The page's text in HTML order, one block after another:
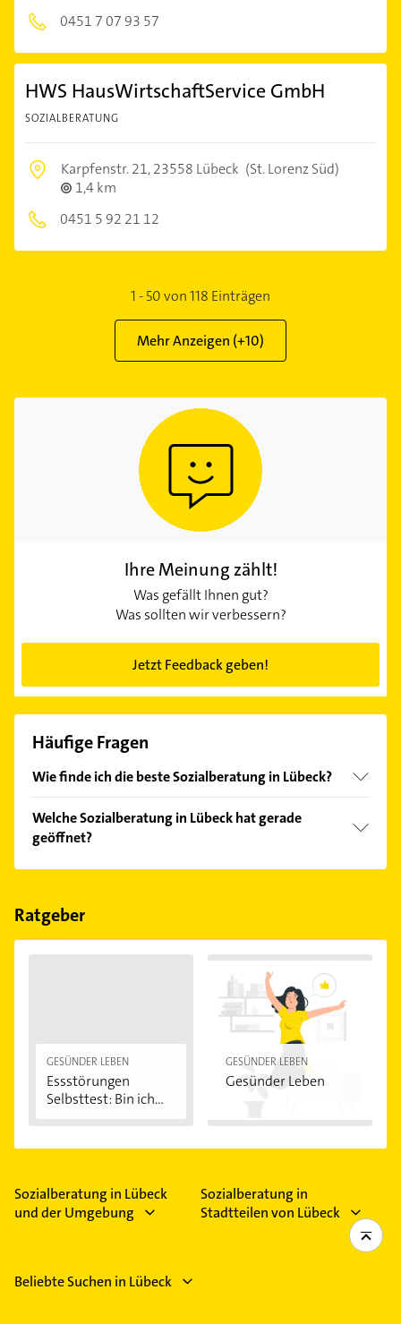
0451 7 07 93 57
HWS HausWirtschaftService GmbH
SOZIALBERATUNG
Karpfenstr. 21,23558 Lübeck (St. Lorenz Süd)
1,4 km
0451 5 92 21 12
1-50von118 Einträgen
Mehr Anzeigen (+10)
Ihre Meinung zählt!
Was gefällt Ihnen gut?
Was sollten wir verbessern?
Jetzt Feedback geben!
Häufige Fragen
Wie finde ich die beste Sozialberatung in Lübeck?
Kundenmeinungen und profitieren Sie von den
Empfehlungen. Die Suchergebnisse können Sie sich
einfach nachBewertungensortiert anzeigen lassen.
Welche Sozialberatung in Lübeck hat gerade
geöffnet?
Im Anbieter-Bereich finden Sie alleÖffnungszeiten.
Feiertagen abweichen können.
Ratgeber
GESÜNDER LEBEN
Essstörungen
Selbsttest: Bin ich...
GESÜNDER LEBEN
Gesünder Leben
Sozialberatung in Lübeck
und der Umgebung
Sozialberatung in
Stadtteilen von Lübeck
Beliebte Suchen in Lübeck